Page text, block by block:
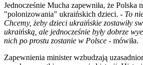
Jednocześnie Mucha zapewniła, że Polska
"polonizowania" ukraińskich dzieci. - To
Chcemy, żeby dzieci ukraińskie zostawiły
ukraińską, ale jednocześnie były dobrze
nich po prostu zostanie w Polsce - mówiła.
Zapewnienia minister wzbudzają